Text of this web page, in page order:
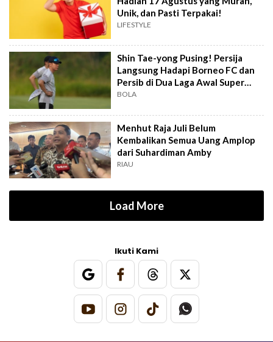
Unik, dan Pasti Terpakai!
LIFESTYLE
Shin Tae-yong Pusing! Persija
Langsung Hadapi Borneo FC dan
Persib di Dua Laga Awal Super
League
BOLA
Menhut Raja Juli Belum
Kembalikan Semua Uang Amplop
dari Suhardiman Amby
RIAU
Load More
Ikuti Kami